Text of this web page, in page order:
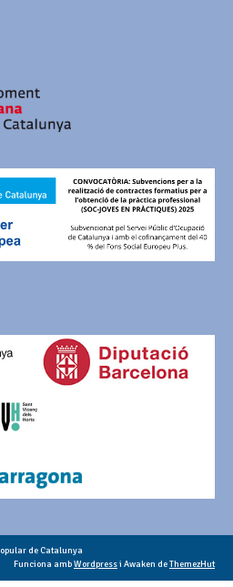
de Catalunya
Funciona ambWordpressi Awaken deThemezHut